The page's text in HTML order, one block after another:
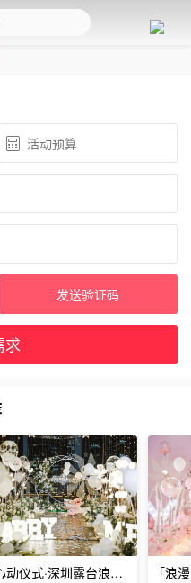
发送验证码
求
「心动仪式·深圳露台浪漫求婚」